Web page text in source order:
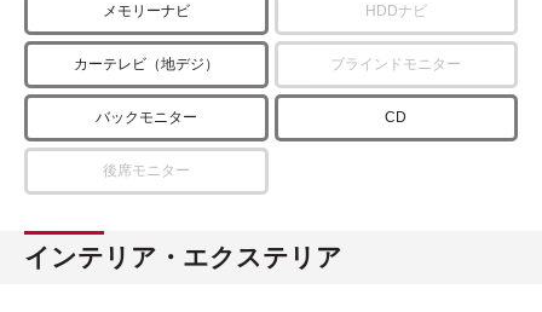
メモリーナビ HDDナビ
カーテレビ（地デジ） ブラインドモニター
バックモニター CD
後席モニター
インテリア・エクステリア